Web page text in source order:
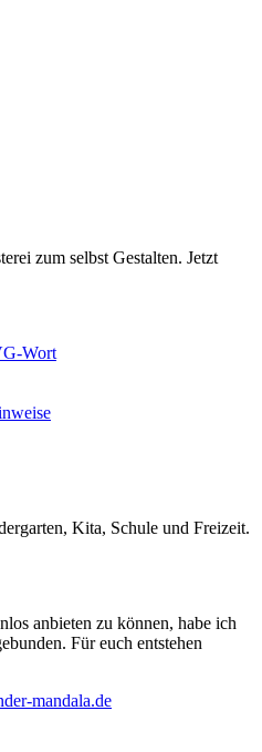
zum selbst Gestalten. Jetzt
Wort
Kita, Schule und Freizeit.
anbieten zu können, habe ich
Für euch entstehen
mandala.de